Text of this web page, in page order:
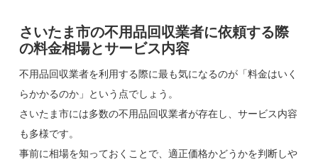
さいたま市の不用品回収業者に依頼する際
の料金相場とサービス内容
不用品回収業者を利用する際に最も気になるのが「料金はいく
らかかるのか」という点でしょう。
さいたま市には多数の不用品回収業者が存在し、サービス内容
も多様です。
事前に相場を知っておくことで、適正価格かどうかを判断しや